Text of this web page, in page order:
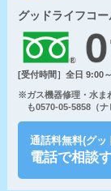
グッドライフコー
[受付時間］全日 9:00
※ガス機器修理・水ま
も0570-05-5858（
通話料無料(グッ
電話で相談